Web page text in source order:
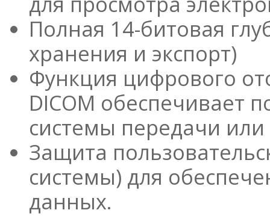
Полная 14-битовая
хранения и экспорт)
Функция цифрового
DICOM обеспечивает
системы передачи
Защита
системы) для
данных.